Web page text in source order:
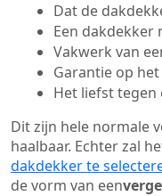
Dat de
Een dakdekker
Vakwerk van
Garantie op
Het liefst
Dit zijn hele normale
haalbaar. Echter zal
dakdekker te
de vorm van een